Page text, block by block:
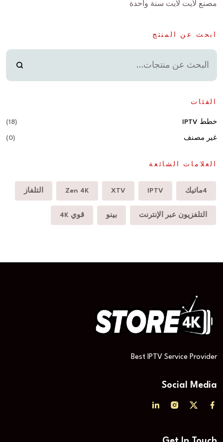
مصنع لايت لايت سنة واحدة
ابحث عن المنتج
الفئات
خطط IPTV (18)
غير مصنف (0)
العلامات الشائعة
4ماتيك IPTV
XTV
Zen 4K التلفاز
التلفزيون عبر الإنترنت بينو قوي 4K
Best IPTV Service Provider
Social Media